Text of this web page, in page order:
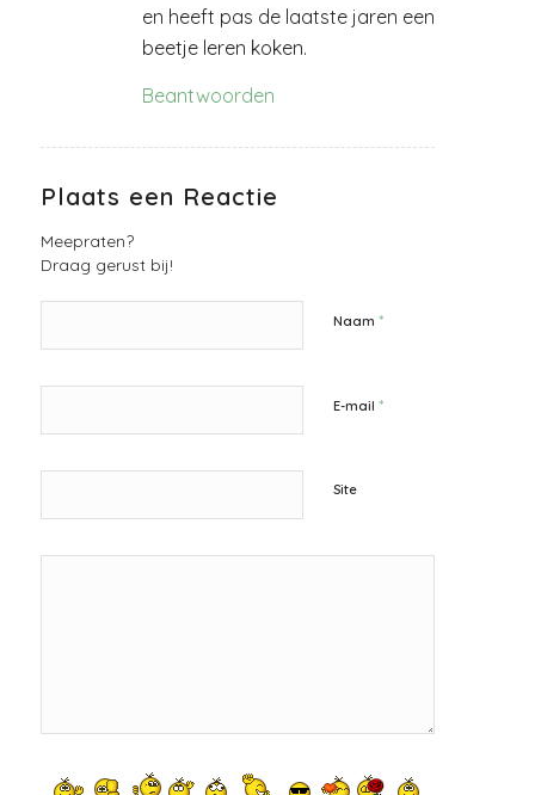
en heeft pas de laatste jaren een
beetje leren koken.
Beantwoorden
Plaats een Reactie
Meepraten?
Draag gerust bij!
Naam *
E-mail *
Site